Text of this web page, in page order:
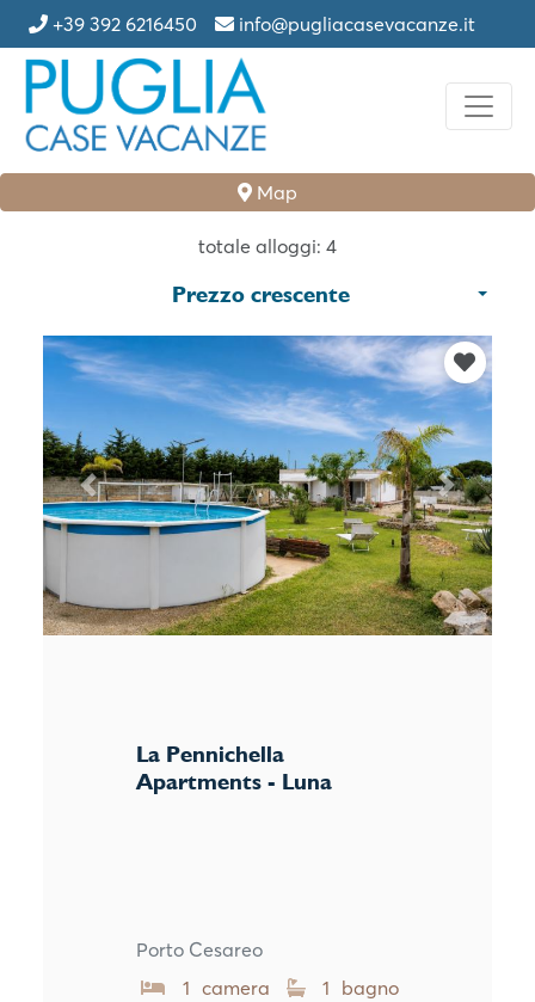
+39 392 6216450 info@pugliacasevacanze.it
Map
totale alloggi: 4
Prezzo crescente
Previous Next
La Pennichella
Apartments - Luna
Porto Cesareo
1 camera
1 bagno